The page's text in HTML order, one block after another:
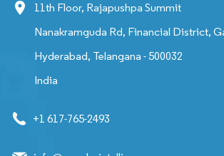
11th Floor, Rajapushpa Summit
Nanakramguda Rd, Financial District,
Hyderabad, Telangana - 500032
India
+1 617-765-2493